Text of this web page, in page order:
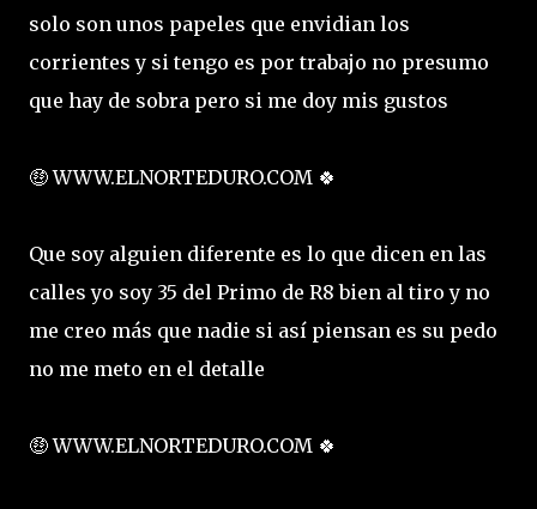
solo son unos papeles que envidian los
corrientes y si tengo es por trabajo no presumo
que hay de sobra pero si me doy mis gustos
🤑 WWW.ELNORTEDURO.COM 🍀
Que soy alguien diferente es lo que dicen en las
calles yo soy 35 del Primo de R8 bien al tiro y no
me creo más que nadie si así piensan es su pedo
no me meto en el detalle
🤑 WWW.ELNORTEDURO.COM 🍀